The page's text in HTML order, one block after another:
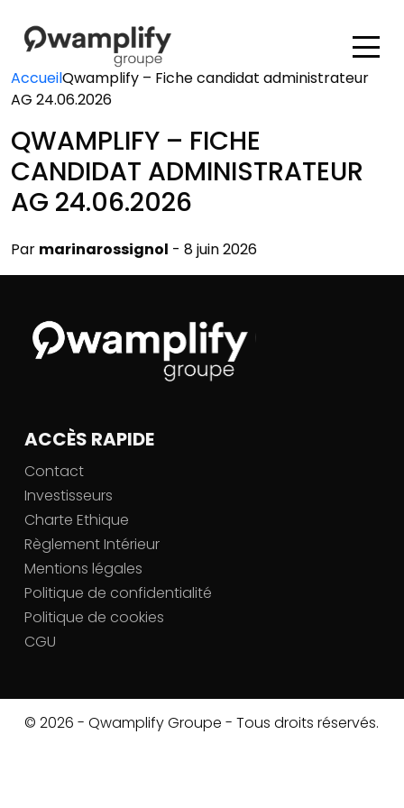
AccueilQwamplify – Fiche candidat administrateur
AG 24.06.2026
QWAMPLIFY – FICHE
CANDIDAT ADMINISTRATEUR
AG 24.06.2026
Par marinarossignol - 8 juin 2026
ACCÈS RAPIDE
Contact
Investisseurs
Charte Ethique
Règlement Intérieur
Mentions légales
Politique de confidentialité
Politique de cookies
CGU
© 2026 - Qwamplify Groupe - Tous droits réservés.